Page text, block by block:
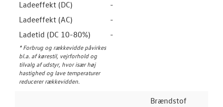
Ladeeffekt (DC)
-
Ladeeffekt (AC)
-
Ladetid (DC 10-80%)
-
* Forbrug og rækkevidde påvirkes
bl.a. af kørestil, vejrforhold og
tilvalg af udstyr, hvor især høj
hastighed og lave temperaturer
reducerer rækkevidden.
Brændstof